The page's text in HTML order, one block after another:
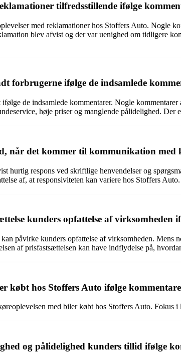
tilfredsstillende ifølge
med reklamationer hos Stoffers Auto. Nogle
blev afvist og der var uenighed om tidligere
forbrugerne ifølge de indsamlede
de indsamlede kommentarer. Nogle
høje priser og manglende pålidelighed.
når det kommer til kommunikation med
hurtig respons ved skriftlige henvendelser og
af, at responsiviteten kan variere hos Stoffers Auto.
kunders opfattelse af virksomheden
påvirke kunders opfattelse af virksomheden.
af prisfastsættelsen kan have indflydelse på,
købt hos Stoffers Auto ifølge
med biler købt hos Stoffers Auto. Fokus
og pålidelighed kunders tillid ifølge